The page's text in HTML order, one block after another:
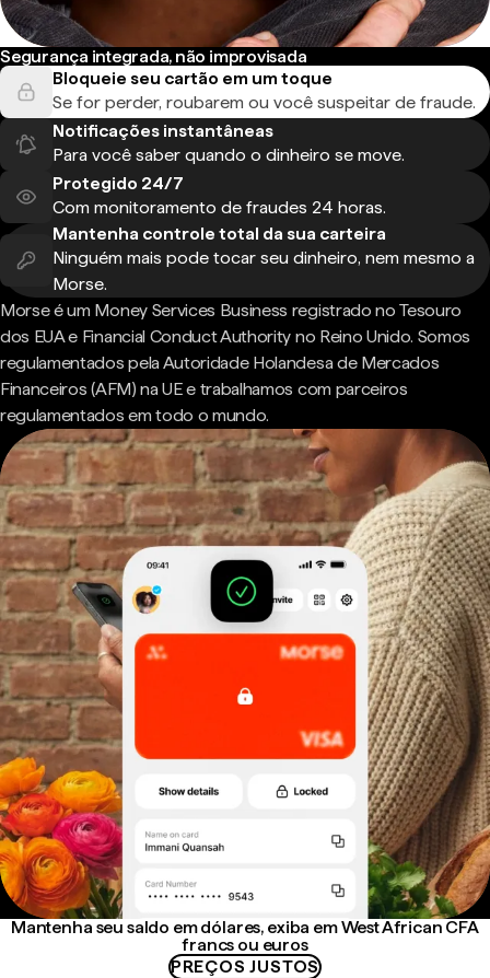
Segurança integrada, não improvisada
Bloqueie seu cartão em um toque
Se for perder, roubarem ou você suspeitar de fraude.
Notificações instantâneas
Para você saber quando o dinheiro se move.
Protegido 24/7
Com monitoramento de fraudes 24 horas.
Mantenha controle total da sua carteira
Ninguém mais pode tocar seu dinheiro, nem mesmo a
Morse.
Morse é um Money Services Business registrado no Tesouro
dos EUA e Financial Conduct Authority no Reino Unido. Somos
regulamentados pela Autoridade Holandesa de Mercados
Financeiros (AFM) na UE e trabalhamos com parceiros
regulamentados em todo o mundo.
Mantenha seu saldo em dólares, exiba em West African CFA
francs ou euros
PREÇOS JUSTOS